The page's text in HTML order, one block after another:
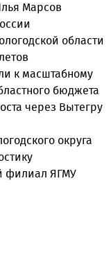
Марсов
области
к масштабному
бюджета
через Вытегру
округа
филиал ЯГМУ